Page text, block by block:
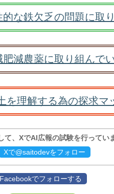
な鉄欠乏の問題に取
肥減農薬に取り組んで
を理解する為の探求マ
て、XでAI広報の試験を行ってい
Xで@saitodevをフォロー
Facebookでフォローする